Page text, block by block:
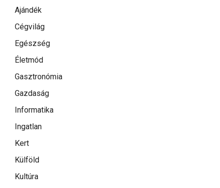
Ajándék
Cégvilág
Egészség
Életmód
Gasztronómia
Gazdaság
Informatika
Ingatlan
Kert
Külföld
Kultúra